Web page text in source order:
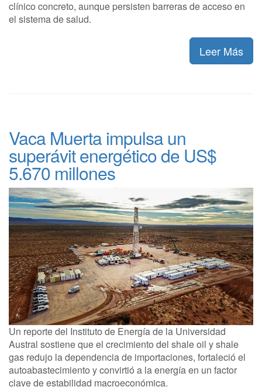
clínico concreto, aunque persisten barreras de acceso en
el sistema de salud.
Leer Más
Vaca Muerta impulsa un
superávit energético de US$
5.670 millones
Un reporte del Instituto de Energía de la Universidad
Austral sostiene que el crecimiento del shale oil y shale
gas redujo la dependencia de importaciones, fortaleció el
autoabastecimiento y convirtió a la energía en un factor
clave de estabilidad macroeconómica.